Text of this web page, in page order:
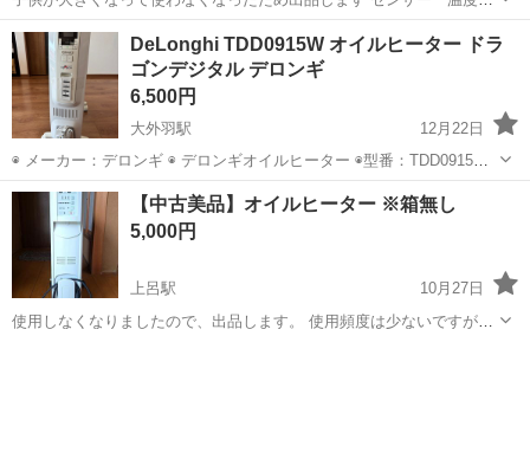
ンサー 付属品 キャスター、ハンドル 安全機能 チャイルドロック、
転倒時自動電源遮断装置 最大適用畳数 13畳 ホワイト系
岐阜 可児市
DeLonghi TDD0915W オイルヒーター ドラ
ゴンデジタル デロンギ
6,500円
大外羽駅
12月22日
◉ メーカー：デロンギ ◉ デロンギオイルヒーター ◉型番：TDD0915W
◉付属品：リモコン ◉動作確認済み 【商品概要】 電圧/周波数：
AC100V 50/60Hz 消費電力1500W 電力切替 ・強：...
岐阜 大垣市 大外羽駅 季節、空調家電 デロンギ
【中古美品】オイルヒーター ※箱無し
5,000円
上呂駅
10月27日
使用しなくなりましたので、出品します。 使用頻度は少ないですが、